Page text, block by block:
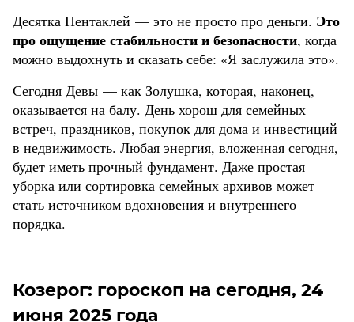
Десятка Пентаклей — это не просто про деньги. Это
про ощущение стабильности и безопасности, когда
можно выдохнуть и сказать себе: «Я заслужила это».
Сегодня Девы — как Золушка, которая, наконец,
оказывается на балу. День хорош для семейных
встреч, праздников, покупок для дома и инвестиций
в недвижимость. Любая энергия, вложенная сегодня,
будет иметь прочный фундамент. Даже простая
уборка или сортировка семейных архивов может
стать источником вдохновения и внутреннего
порядка.
Козерог: гороскоп на сегодня, 24
июня 2025 года